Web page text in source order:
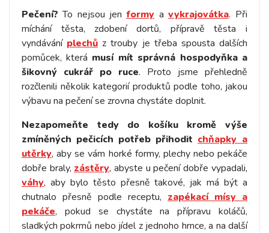
Pečení? To nejsou jen formy a vykrajovátka. Při
míchání těsta, zdobení dortů, přípravě těsta i
vyndávání plechů z trouby je třeba spousta dalších
pomůcek, která musí mít správná hospodyňka a
šikovný cukrář po ruce. Proto jsme přehledně
rozčlenili několik kategorií produktů podle toho, jakou
výbavu na pečení se zrovna chystáte doplnit.
Nezapomeňte tedy do košíku kromě výše
zmíněných pečicích potřeb přihodit chňapky a
utěrky, aby se vám horké formy, plechy nebo pekáče
dobře braly, zástěry, abyste u pečení dobře vypadali,
váhy, aby bylo těsto přesně takové, jak má být a
chutnalo přesně podle receptu, zapékací mísy a
pekáče, pokud se chystáte na přípravu koláčů,
sladkých pokrmů nebo jídel z jednoho hrnce, a na další